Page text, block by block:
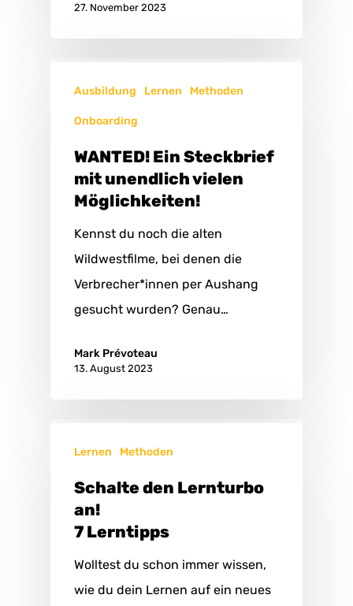
27. November 2023
Ausbildung Lernen Methoden
Onboarding
WANTED! Ein Steckbrief
mit unendlich vielen
Möglichkeiten!
Kennst du noch die alten
Wildwestfilme, bei denen die
Verbrecher*innen per Aushang
gesucht wurden? Genau…
Mark Prévoteau
13. August 2023
Lernen Methoden
Schalte den Lernturbo
an!
7 Lerntipps
Wolltest du schon immer wissen,
wie du dein Lernen auf ein neues